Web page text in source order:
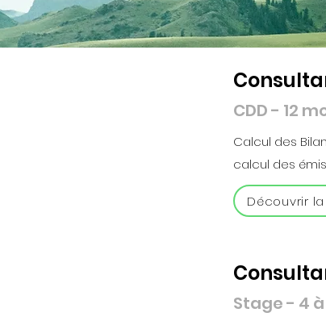
CDD - 12
Calcul des
calcul des
Découvrir
Stage - 4